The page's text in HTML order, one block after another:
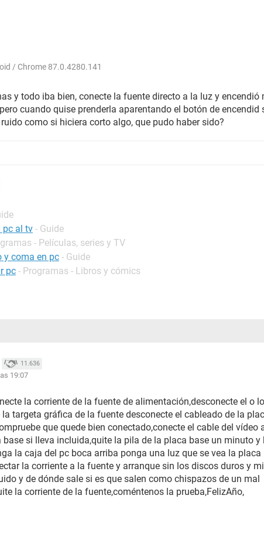
/ Chrome 87.0.4280.141
y todo iba bien, conecte la fuente directo a la luz y encendió
cuando quise prenderla aparentando el botón de encendid
como si hiciera corto algo, que pudo haber sido?
pc al tv - Guide
- Películas, series y TV
y coma en pc - Guide
pc - Programas - Libros y cómics
11.636
19:07
la corriente de la fuente de alimentación,desconecte el o
targeta gráfica de la fuente desconecte el cableado de la
que quede bien conectado,conecte el cable del vídeo
si lleva incluida,quite la pila de la placa base un minuto y
la caja del pc boca arriba ponga una luz que se vea la placa
la corriente a la fuente y arranque sin los discos duros y
y de dónde sale si es que salen como chispazos de un mal
la corriente de la fuente,coméntenos la prueba,FelizAño,